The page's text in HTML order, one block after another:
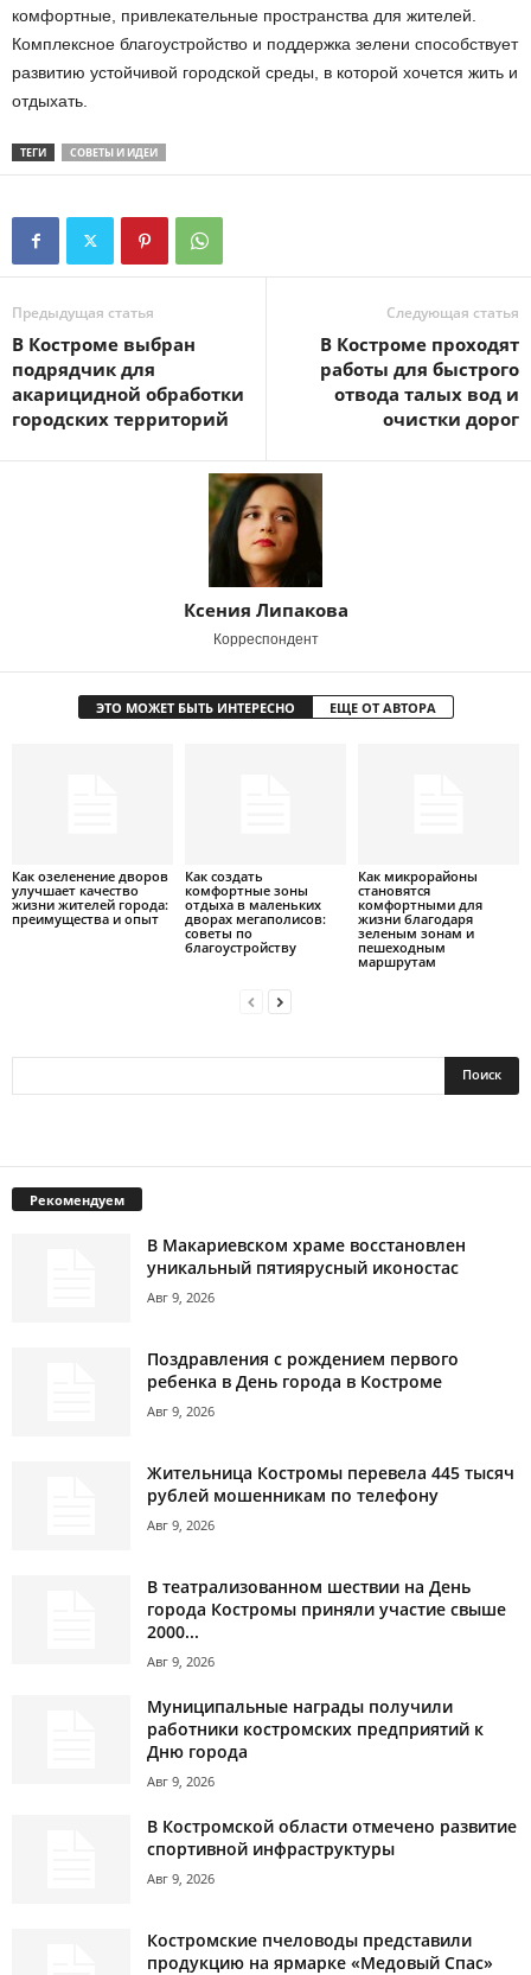
комфортные, привлекательные пространства для жителей.
Комплексное благоустройство и поддержка зелени способствует
развитию устойчивой городской среды, в которой хочется жить и
отдыхать.
ТЕГИ СОВЕТЫ И ИДЕИ
Предыдущая статья
В Костроме выбран
подрядчик для
акарицидной обработки
городских территорий
Следующая статья
В Костроме проходят
работы для быстрого
отвода талых вод и
очистки дорог
Ксения Липакова
Корреспондент
ЭТО МОЖЕТ БЫТЬ ИНТЕРЕСНО ЕЩЕ ОТ АВТОРА
Как озеленение дворов
улучшает качество
жизни жителей города:
преимущества и опыт
Как создать
комфортные зоны
отдыха в маленьких
дворах мегаполисов:
советы по
благоустройству
Как микрорайоны
становятся
комфортными для
жизни благодаря
зеленым зонам и
пешеходным
маршрутам
Рекомендуем
В Макариевском храме восстановлен
уникальный пятиярусный иконостас
Авг 9, 2026
Поздравления с рождением первого
ребенка в День города в Костроме
Авг 9, 2026
Жительница Костромы перевела 445 тысяч
рублей мошенникам по телефону
Авг 9, 2026
В театрализованном шествии на День
города Костромы приняли участие свыше
2000...
Авг 9, 2026
Муниципальные награды получили
работники костромских предприятий к
Дню города
Авг 9, 2026
В Костромской области отмечено развитие
спортивной инфраструктуры
Авг 9, 2026
Костромские пчеловоды представили
продукцию на ярмарке «Медовый Спас»